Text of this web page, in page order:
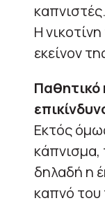
καπνιστές.
Η
εκείνον
Παθητικό
Εκτός
κάπνισμα,
δηλαδή η
καπνό του